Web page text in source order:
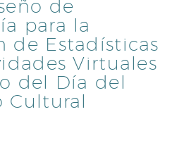
de
para la
de Estadísticas
Virtuales
del Día del
Cultural